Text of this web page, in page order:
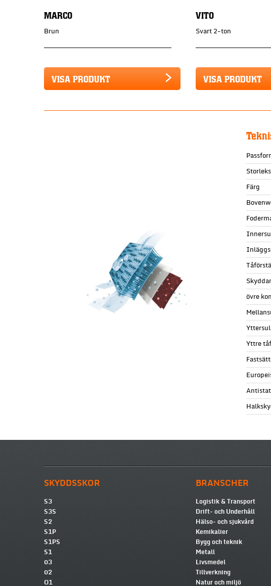
MARCO
Brun
VISA PRODUKT
VITO
Svart 2-ton
VISA PRODUKT
Färg
övre
Yttre
SKYDDSSKOR
S3
S3S
S2
S1P
S1PS
S1
03
02
O1
BRANSCHER
Logistik & Transport
Drift- och Underhåll
Hälso- och sjukvård
Kemikalier
Bygg och teknik
Metall
Livsmedel
Tillverkning
Natur och miljö